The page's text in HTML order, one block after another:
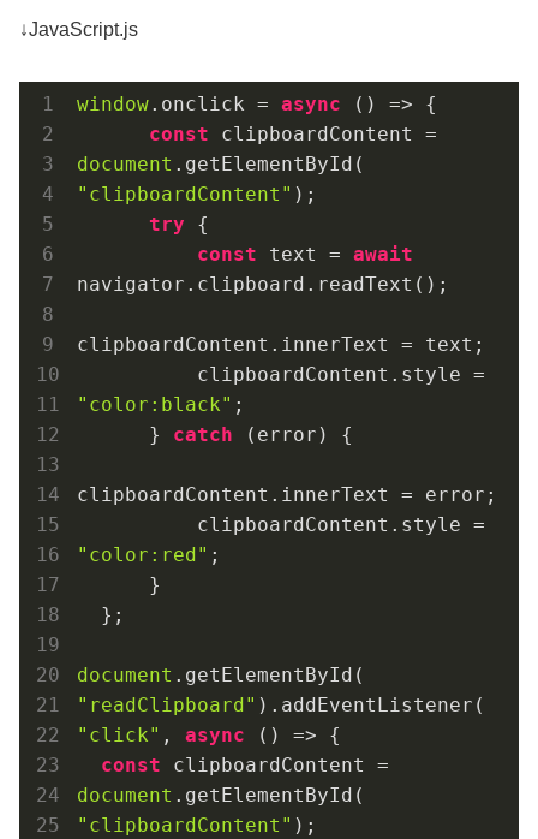
↓JavaScript.js
window.onclick = async () => {
const
document .getElementById(
"clipboardContent" );
try {
const text = await
navigator.clipboard.readText();
clipboardContent.innerText = text;
"color:black" ;
      }
catch (error) {
clipboardContent.innerText = error;
"color:red" ;
document .getElementById(
"readClipboard" ).addEventListener(
"click" , async () => {
const
document .getElementById(
"clipboardContent" );